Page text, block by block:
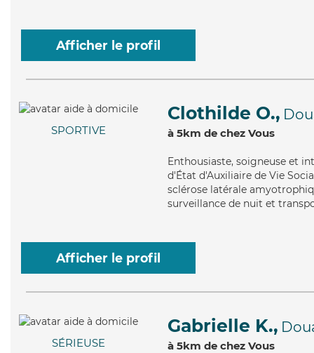
Afficher le profil
SPORTIVE
Clothilde O.,
à 5km de chez Vous
Enthousiaste, soigneuse et
d'État d'Auxiliaire de Vie
sclérose latérale
surveillance de nuit et
Afficher le profil
SÉRIEUSE
Gabrielle K.,
à 5km de chez Vous